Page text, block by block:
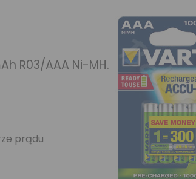
R03/AAA Ni-MH.
prądu